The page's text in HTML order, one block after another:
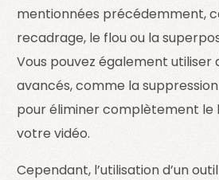
mentionnées précédemment,
recadrage, le flou ou la
Vous pouvez également utiliser
avancés, comme la
pour éliminer complètement le
votre vidéo.
Cependant, l’utilisation d’un